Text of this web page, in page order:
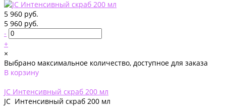
5 960 руб.
5 960 руб.
-
+
×
Выбрано максимальное количество, доступное для заказа
В корзину
JC Интенсивный скраб 200 мл
JC Интенсивный скраб 200 мл